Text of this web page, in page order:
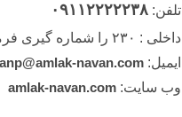
تلفن: ۰۹۱۱۲۲۲۲۲۳۸
داخلی : ۲۳۰ را شماره گیری فرمائید
ایمیل: navan.com
وب سایت: amlak-navan.com